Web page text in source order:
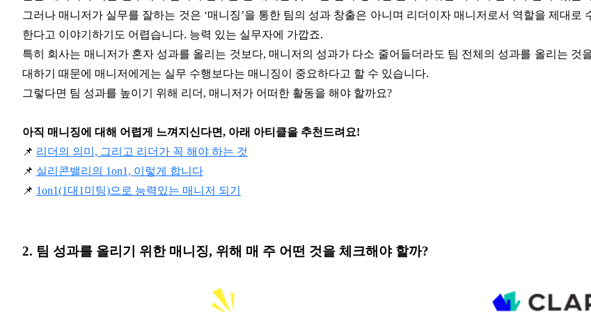
그러나 매니저가 실무를 잘하는 것은 ‘매니징’을 통한 팀의 성과 창출은 아니며 리더이자 매니저로서 역할을 제대로
한다고 이야기하기도 어렵습니다. 능력 있는 실무자에 가깝죠.
특히 회사는 매니저가 혼자 성과를 올리는 것보다, 매니저의 성과가 다소 줄어들더라도 팀 전체의 성과를 올리는 것을
대하기 때문에 매니저에게는 실무 수행보다는 매니징이 중요하다고 할 수 있습니다.
그렇다면 팀 성과를 높이기 위해 리더, 매니저가 어떠한 활동을 해야 할까요?
아직 매니징에 대해 어렵게 느껴지신다면, 아래 아티클을 추천드려요!
📌 리더의 의미, 그리고 리더가 꼭 해야 하는 것
📌 실리콘밸리의 1on1, 이렇게 합니다
📌 1on1(1대1미팅)으로 능력있는 매니저 되기
2. 팀 성과를 올리기 위한 매니징, 위해 매 주 어떤 것을 체크해야 할까?